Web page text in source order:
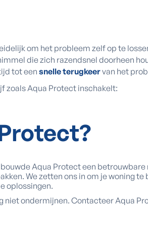
om het probleem zelf op te
die zich razendsnel doorheen
tot een snelle terugkeervan het
zoals Aqua Protect inschakelt:
?
Aqua Protect een
We zetten ons in om je woning
oplossingen.
niet ondermijnen. Contacteer Aqua